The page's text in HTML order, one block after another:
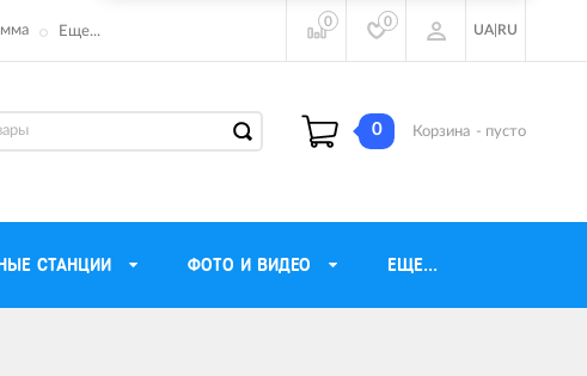
Еще...
0 0
UA RU
0 Корзина - пусто
СТАНЦИИ ФОТО И ВИДЕО ЕЩЕ...